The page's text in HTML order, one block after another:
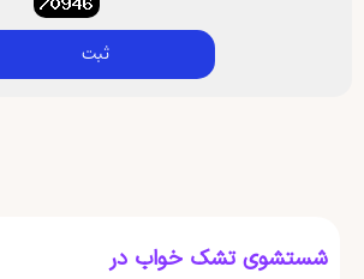
ثبت
شستشوی تشک خواب در